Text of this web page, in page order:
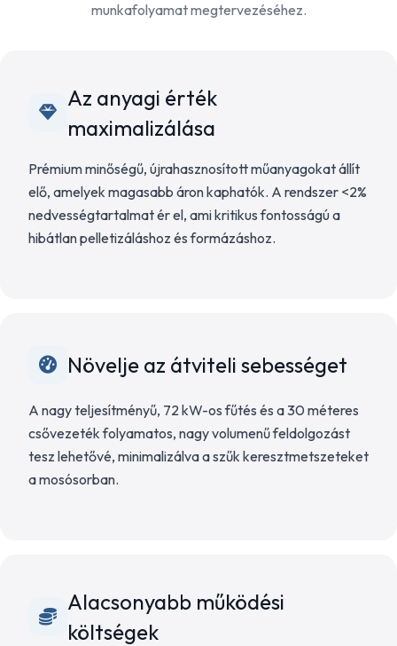
munkafolyamat megtervezéséhez.
Az anyagi érték
maximalizálása
Prémium minőségű, újrahasznosított műanyagokat állít
elő, amelyek magasabb áron kaphatók. A rendszer <2%
nedvességtartalmat ér el, ami kritikus fontosságú a
hibátlan pelletizáláshoz és formázáshoz.
Növelje az átviteli sebességet
A nagy teljesítményű, 72 kW-os fűtés és a 30 méteres
csővezeték folyamatos, nagy volumenű feldolgozást
tesz lehetővé, minimalizálva a szűk keresztmetszeteket
a mosósorban.
Alacsonyabb működési
költségek